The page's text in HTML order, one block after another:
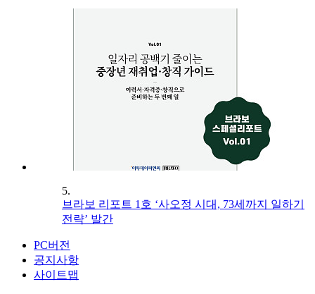
5.
브라보 리포트 1호 ‘사오정 시대, 73세까지 일하기
전략’ 발간
PC버전
공지사항
사이트맵